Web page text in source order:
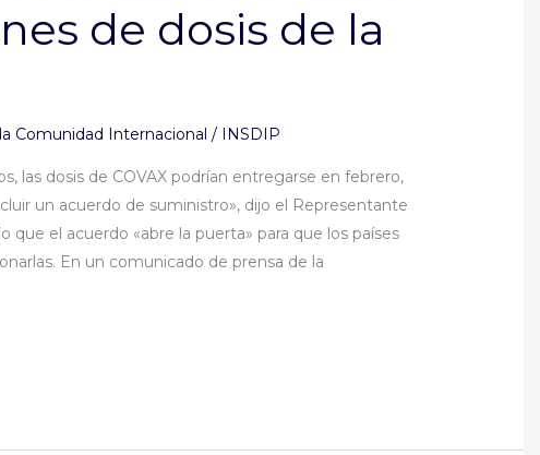
de dosis de la
Comunidad Internacional / INSDIP
las dosis de COVAX podrían entregarse en febrero,
un acuerdo de suministro», dijo el Representante
que el acuerdo «abre la puerta» para que los países
En un comunicado de prensa de la